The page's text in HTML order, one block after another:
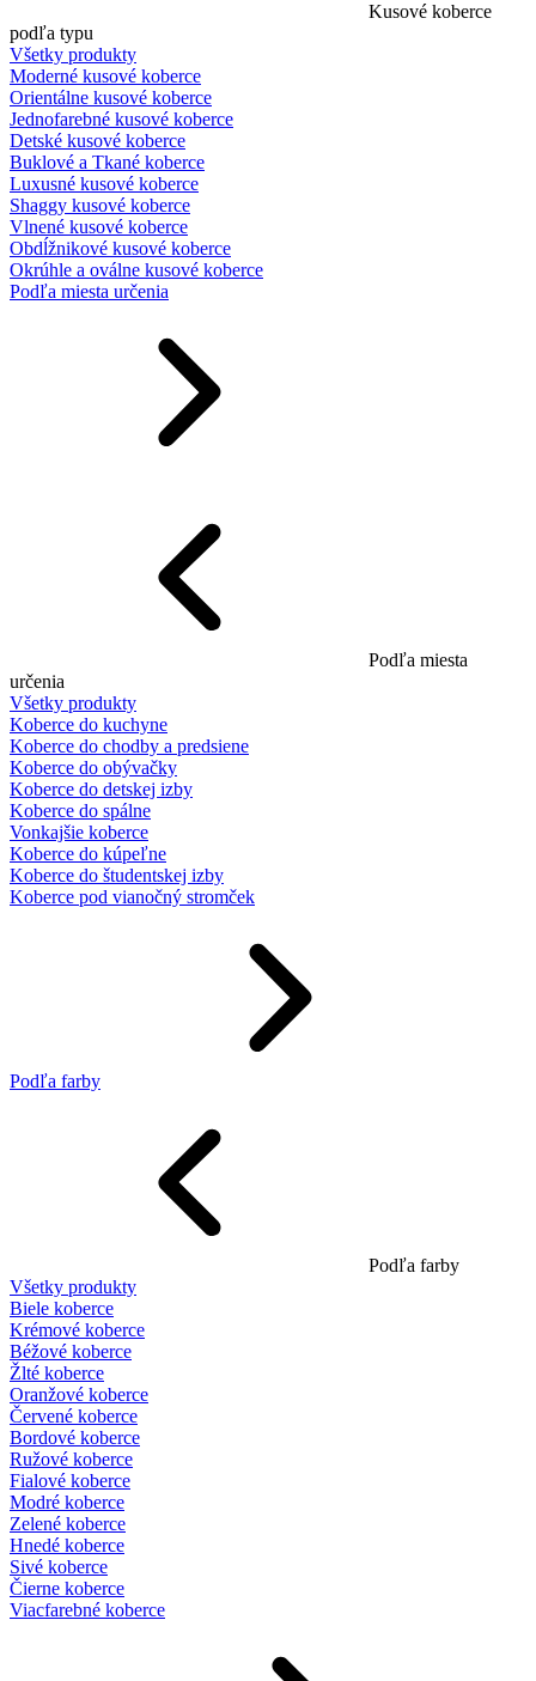
Kusové koberce
podľa typu
Všetky produkty
Moderné kusové koberce
Orientálne kusové koberce
Jednofarebné kusové koberce
Detské kusové koberce
Buklové a Tkané koberce
Luxusné kusové koberce
Shaggy kusové koberce
Vlnené kusové koberce
Obdĺžnikové kusové koberce
Okrúhle a oválne kusové koberce
Podľa miesta určenia
Podľa miesta
určenia
Všetky produkty
Koberce do kuchyne
Koberce do chodby a predsiene
Koberce do obývačky
Koberce do detskej izby
Koberce do spálne
Vonkajšie koberce
Koberce do kúpeľne
Koberce do študentskej izby
Koberce pod vianočný stromček
Podľa farby
Podľa farby
Všetky produkty
Biele koberce
Krémové koberce
Béžové koberce
Žlté koberce
Oranžové koberce
Červené koberce
Bordové koberce
Ružové koberce
Fialové koberce
Modré koberce
Zelené koberce
Hnedé koberce
Sivé koberce
Čierne koberce
Viacfarebné koberce